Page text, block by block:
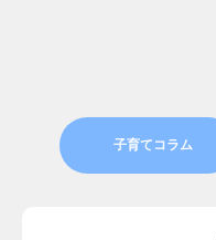
子育てコラム